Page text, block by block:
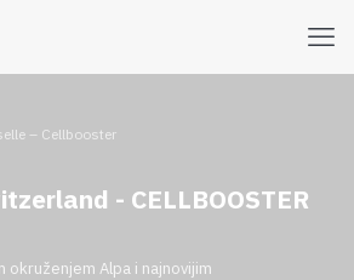
– Cellbooster
- CELLBOOSTER
Alpa i najnovijim